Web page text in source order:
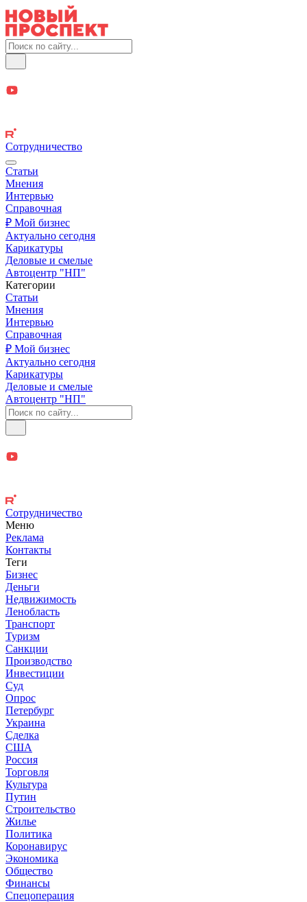
Сотрудничество
Статьи
Мнения
Интервью
Справочная
₽ Мой бизнес
Актуально сегодня
Карикатуры
Деловые и смелые
Автоцентр "НП"
Категории
Статьи
Мнения
Интервью
Справочная
₽ Мой бизнес
Актуально сегодня
Карикатуры
Деловые и смелые
Автоцентр "НП"
Сотрудничество
Меню
Реклама
Контакты
Теги
Бизнес
Деньги
Недвижимость
Ленобласть
Транспорт
Туризм
Санкции
Производство
Инвестиции
Суд
Опрос
Петербург
Украина
Сделка
США
Россия
Торговля
Культура
Путин
Строительство
Жилье
Политика
Коронавирус
Экономика
Общество
Финансы
Спецоперация